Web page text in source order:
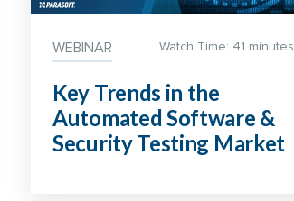
WEBINAR Watch Time: 41 minutes
Key Trends in the
Automated Software &
Security Testing Market